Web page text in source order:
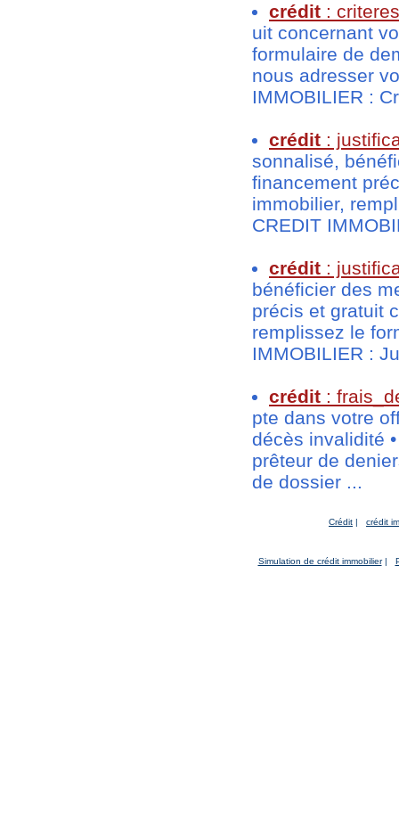
crédit :
uit concernant
formulaire de
nous adresser
IMMOBILIER :
crédit :
sonnalisé,
financement
immobilier,
CREDIT
crédit :
bénéficier des
précis et gratuit
remplissez le
IMMOBILIER :
crédit :
pte dans votre
décès invalidité
prêteur de
de dossier ...
Crédit | crédit
Simulation de crédit immobilier|